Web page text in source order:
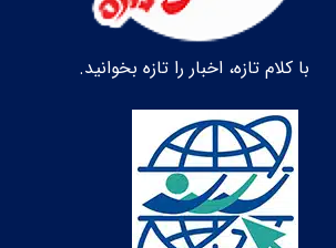
با کلام تازه، اخبار را تازه بخوانید.